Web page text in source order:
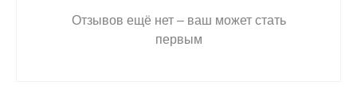
Отзывов ещё нет – ваш может стать
первым